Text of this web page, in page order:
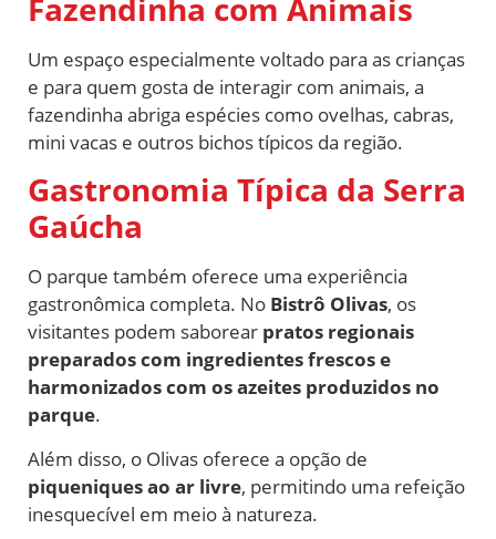
Fazendinha com Animais
Um espaço especialmente voltado para as crianças
e para quem gosta de interagir com animais, a
fazendinha abriga espécies como ovelhas, cabras,
mini vacas e outros bichos típicos da região.
Gastronomia Típica da Serra
Gaúcha
O parque também oferece uma experiência
gastronômica completa. No Bistrô Olivas, os
visitantes podem saborear pratos regionais
preparados com ingredientes frescos e
harmonizados com os azeites produzidos no
parque.
Além disso, o Olivas oferece a opção de
piqueniques ao ar livre, permitindo uma refeição
inesquecível em meio à natureza.